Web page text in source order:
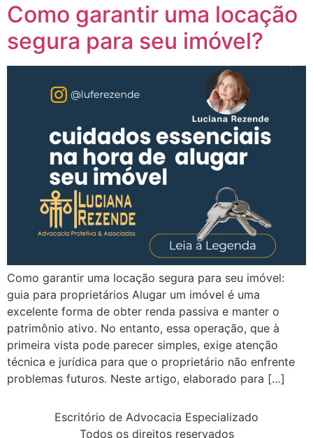
Como garantir uma locação
segura para seu imóvel?
Como garantir uma locação segura para seu imóvel:
guia para proprietários Alugar um imóvel é uma
excelente forma de obter renda passiva e manter o
patrimônio ativo. No entanto, essa operação, que à
primeira vista pode parecer simples, exige atenção
técnica e jurídica para que o proprietário não enfrente
problemas futuros. Neste artigo, elaborado para […]
Escritório de Advocacia Especializado
Todos os direitos reservados